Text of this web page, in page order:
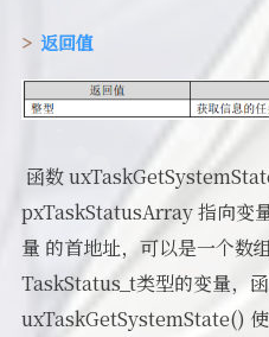
返回值
函数
pxTaskStatusArray 指向变
量 的首地址，可以是一个数
TaskStatus_t类型的变量，
uxTaskGetSystemState()